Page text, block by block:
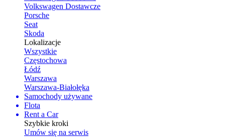
Volkswagen Dostawcze
Porsche
Seat
Skoda
Lokalizacje
Wszystkie
Częstochowa
Łódź
Warszawa
Warszawa-Białołęka
Samochody używane
Flota
Rent a Car
Szybkie kroki
Umów się na serwis